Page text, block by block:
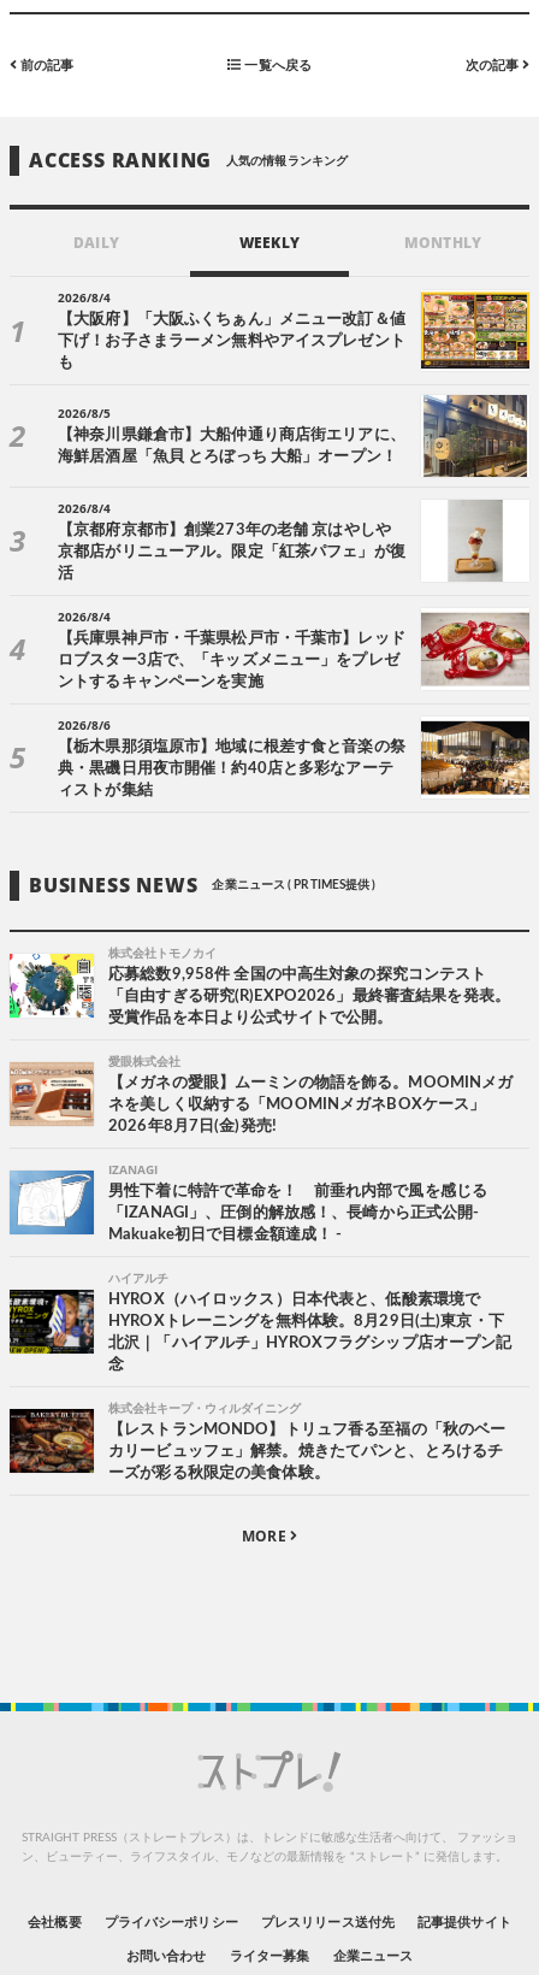
前の記事 一覧へ戻る 次の記事
ACCESS RANKING 人気の情報ランキング
DAILY WEEKLY MONTHLY
2026/8/4
【大阪府】「大阪ふくちぁん」メニュー改訂＆値
下げ！お子さまラーメン無料やアイスプレゼント
も
2026/8/5
【神奈川県鎌倉市】大船仲通り商店街エリアに、
海鮮居酒屋「魚貝 とろぼっち 大船」オープン！
2026/8/4
【京都府京都市】創業273年の老舗 京はやしや
京都店がリニューアル。限定「紅茶パフェ」が復
活
2026/8/4
【兵庫県神戸市・千葉県松戸市・千葉市】レッド
ロブスター3店で、「キッズメニュー」をプレゼ
ントするキャンペーンを実施
2026/8/6
【栃木県那須塩原市】地域に根差す食と音楽の祭
典・黒磯日用夜市開催！約40店と多彩なアーテ
ィストが集結
BUSINESS NEWS 企業ニュース ( PR TIMES提供 )
株式会社トモノカイ
応募総数9,958件 全国の中高生対象の探究コンテスト
「自由すぎる研究(R)EXPO2026」最終審査結果を発表。
受賞作品を本日より公式サイトで公開。
愛眼株式会社
【メガネの愛眼】ムーミンの物語を飾る。MOOMINメガ
ネを美しく収納する「MOOMINメガネBOXケース」
2026年8月7日(金)発売!
IZANAGI
男性下着に特許で革命を！ 前垂れ内部で風を感じる
「IZANAGI」、圧倒的解放感！、長崎から正式公開-
Makuake初日で目標金額達成！ -
ハイアルチ
HYROX（ハイロックス）日本代表と、低酸素環境で
HYROXトレーニングを無料体験。8月29日(土)東京・下
北沢｜「ハイアルチ」HYROXフラグシップ店オープン記
念
株式会社キープ・ウィルダイニング
【レストランMONDO】トリュフ香る至福の「秋のベー
カリービュッフェ」解禁。焼きたてパンと、とろけるチ
ーズが彩る秋限定の美食体験。
MORE
STRAIGHT PRESS（ストレートプレス）は、トレンドに敏感な生活者へ向けて、
ファッショ
ン、ビューティー、ライフスタイル、モノなどの最新情報を “ストレート” に発信します。
会社概要 プライバシーポリシー プレスリリース送付先 記事提供サイト
お問い合わせ ライター募集 企業ニュース